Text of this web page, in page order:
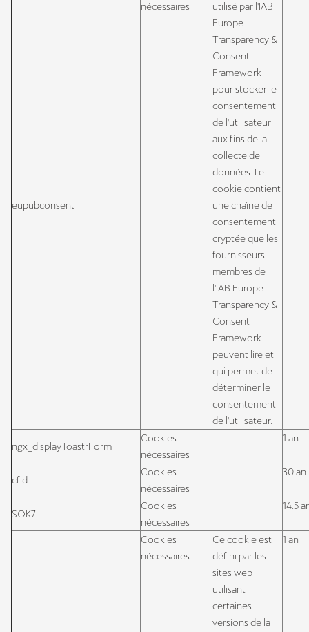
eupubconsent
nécessaires
utilisé par l'IAB
Europe
Transparency &
Consent
Framework
pour stocker le
consentement
de l'utilisateur
aux fins de la
collecte de
données. Le
cookie contient
une chaîne de
consentement
cryptée que les
fournisseurs
membres de
l'IAB Europe
Transparency &
Consent
Framework
peuvent lire et
qui permet de
déterminer le
consentement
de l'utilisateur.
ngx_displayToastrForm
Cookies
nécessaires
1 an
cfid
Cookies
nécessaires
30 an
SOK7
Cookies
nécessaires
14.5
Cookies
nécessaires
Ce cookie est
défini par les
sites web
utilisant
certaines
versions de la
1 an